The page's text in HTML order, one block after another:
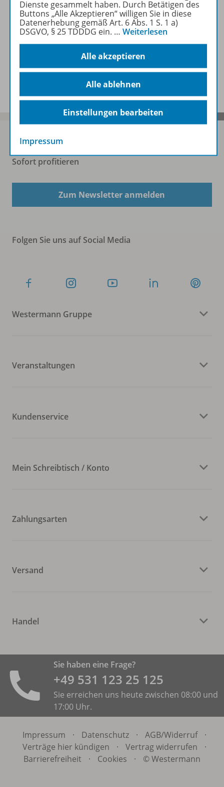
Benachrichtigungs-Service
Veranstaltungen
Sofort profitieren
Zum Newsletter anmelden
Folgen Sie uns auf Social Media
Westermann Gruppe
Veranstaltungen
Kundenservice
Mein Schreibtisch / Konto
Zahlungsarten
Versand
Handel
Sie haben eine Frage?
+49 531 ­123 25 125
Sie erreichen uns heute zwischen 08:00 und
17:00 Uhr.
Impressum · Datenschutz · AGB/Widerruf
·
Verträge hier kündigen
· Vertrag widerrufen
·
Barrierefreiheit
· Cookies · © Westermann
Dienste gesammelt haben. Durch Betätigen des
Buttons „Alle Akzeptieren“ willigen Sie in diese
Datenerhebung gemäß Art. 6 Abs. 1 S. 1 a)
DSGVO, § 25 TDDDG ein. … Weiterlesen
Alle akzeptieren
Alle ablehnen
Einstellungen bearbeiten
Impressum